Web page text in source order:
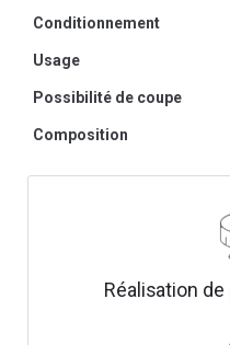
Conditionnement
Usage
Possibilité de coupe
Composition
Réalisation